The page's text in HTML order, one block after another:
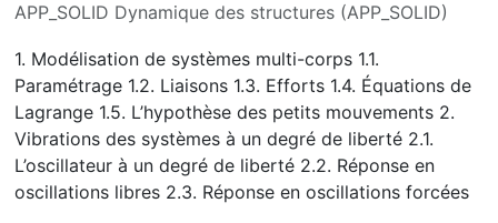
APP_SOLID Dynamique des structures (APP_SOLID)
1. Modélisation de systèmes multi-corps 1.1.
Paramétrage 1.2. Liaisons 1.3. Efforts 1.4. Équations de
Lagrange 1.5. L’hypothèse des petits mouvements 2.
Vibrations des systèmes à un degré de liberté 2.1.
L’oscillateur à un degré de liberté 2.2. Réponse en
oscillations libres 2.3. Réponse en oscillations forcées